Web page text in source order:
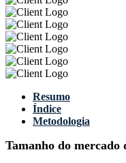
Resumo
Índice
Metodologia
Tamanho do mercado